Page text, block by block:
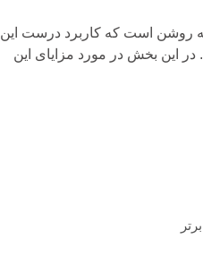
روشن است که کاربرد درست این
این بخش در مورد مزایای این